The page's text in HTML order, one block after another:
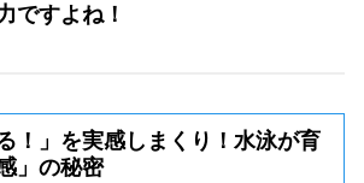
ですよね！
！」を実感しまくり！水泳が育
」の秘密